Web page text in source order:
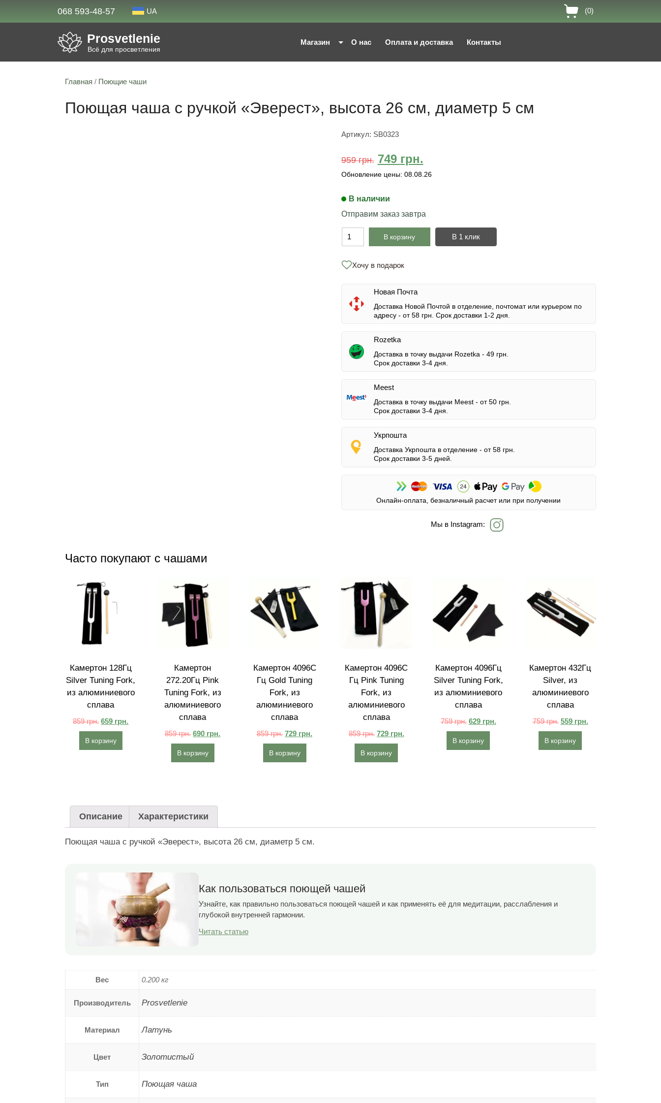
068 593-48-57 UA (0)
Prosvetlenie
Всё для просветления
Магазин О нас Оплата и доставка Контакты
Главная / Поющие чаши
Поющая чаша с ручкой «Эверест», высота 26 см, диаметр 5 см
Артикул: SB0323
959грн. 749 грн.
Обновление цены: 08.08.26
В наличии
Отправим заказ завтра
В корзину В 1 клик
Хочу в подарок
Новая Почта
Доставка Новой Почтой в отделение, почтомат или курьером по
адресу - от 58 грн. Срок доставки 1-2 дня.
Rozetka
Доставка в точку выдачи Rozetka - 49 грн.
Срок доставки 3-4 дня.
Meest
Доставка в точку выдачи Meest - от 50 грн.
Срок доставки 3-4 дня.
Укрпошта
Доставка Укрпошта в отделение - от 58 грн.
Срок доставки 3-5 дней.
Онлайн-оплата, безналичный расчет или при получении
Мы в Instagram:
Часто покупают с чашами
Камертон 128Гц
Silver Tuning Fork,
из алюминиевого
сплава
859грн. 659 грн.
В корзину
Камертон
272.20Гц Pink
Tuning Fork, из
алюминиевого
сплава
859грн. 690 грн.
В корзину
Камертон 4096C
Гц Gold Tuning
Fork, из
алюминиевого
сплава
859грн. 729 грн.
В корзину
Камертон 4096C
Гц Pink Tuning
Fork, из
алюминиевого
сплава
859грн. 729 грн.
В корзину
Камертон 4096Гц
Silver Tuning Fork,
из алюминиевого
сплава
759грн. 629 грн.
В корзину
Камертон 432Гц
Silver, из
алюминиевого
сплава
759грн. 559 грн.
В корзину
Описание Характеристики
Поющая чаша с ручкой «Эверест», высота 26 см, диаметр 5 см.
Как пользоваться поющей чашей
Узнайте, как правильно пользоваться поющей чашей и как применять её для медитации, расслабления и
глубокой внутренней гармонии.
Читать статью
Вес 0.200 кг
Производитель Prosvetlenie
Материал Латунь
Цвет Золотистый
Тип Поющая чаша